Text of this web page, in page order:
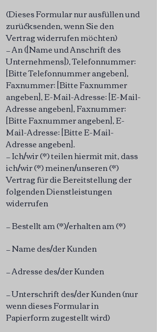
(Dieses Formular nur ausfüllen und
zurücksenden, wenn Sie den
Vertrag widerrufen möchten)
— An ([Name und Anschrift des
Unternehmens]), Telefonnummer:
[Bitte Telefonnummer angeben],
Faxnummer: [Bitte Faxnummer
angeben], E-Mail-Adresse: [E-Mail-
Adresse angeben], Faxnummer:
[Bitte Faxnummer angeben], E-
Mail-Adresse: [Bitte E-Mail-
Adresse angeben].
— Ich/wir (*) teilen hiermit mit, dass
ich/wir (*) meinen/unseren (*)
Vertrag für die Bereitstellung der
folgenden Dienstleistungen
widerrufen
— Bestellt am (*)/erhalten am (*)
— Name des/der Kunden
— Adresse des/der Kunden
— Unterschrift des/der Kunden (nur
wenn dieses Formular in
Papierform zugestellt wird)